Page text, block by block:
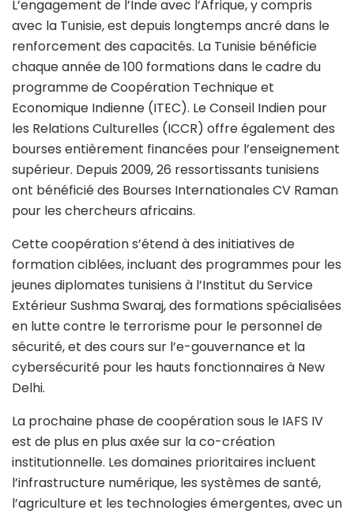
L’engagement de l’Inde avec l’Afrique, y compris
avec la Tunisie, est depuis longtemps ancré dans le
renforcement des capacités. La Tunisie bénéficie
chaque année de 100 formations dans le cadre du
programme de Coopération Technique et
Economique Indienne (ITEC). Le Conseil Indien pour
les Relations Culturelles (ICCR) offre également des
bourses entièrement financées pour l’enseignement
supérieur. Depuis 2009, 26 ressortissants tunisiens
ont bénéficié des Bourses Internationales CV Raman
pour les chercheurs africains.
Cette coopération s’étend à des initiatives de
formation ciblées, incluant des programmes pour les
jeunes diplomates tunisiens à l’Institut du Service
Extérieur Sushma Swaraj, des formations spécialisées
en lutte contre le terrorisme pour le personnel de
sécurité, et des cours sur l’e-gouvernance et la
cybersécurité pour les hauts fonctionnaires à New
Delhi.
La prochaine phase de coopération sous le IAFS IV
est de plus en plus axée sur la co-création
institutionnelle. Les domaines prioritaires incluent
l’infrastructure numérique, les systèmes de santé,
l’agriculture et les technologies émergentes, avec un